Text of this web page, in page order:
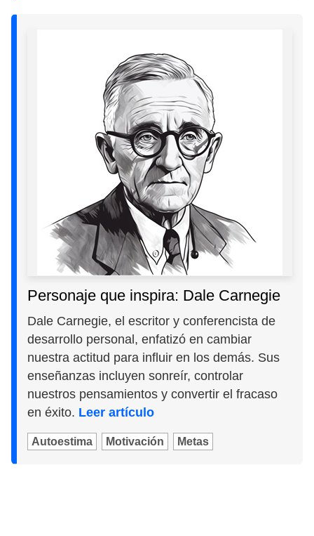
Personaje que inspira: Dale Carnegie
Dale Carnegie, el escritor y conferencista de
desarrollo personal, enfatizó en cambiar
nuestra actitud para influir en los demás. Sus
enseñanzas incluyen sonreír, controlar
nuestros pensamientos y convertir el fracaso
en éxito. Leer artículo
Autoestima Motivación Metas